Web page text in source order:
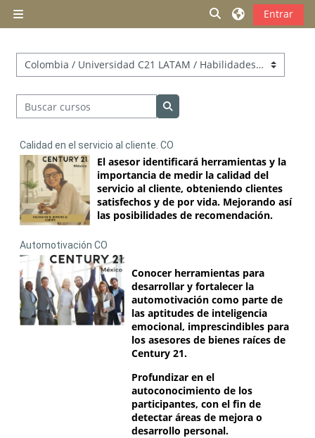
Panel lateral
Selector de
Entrar
Categorías
Buscar cursos
Buscar cursos
Calidad en el servicio al cliente. CO
El asesor identificará herramientas y la
importancia de medir la calidad del
servicio al cliente, obteniendo clientes
satisfechos y de por vida. Mejorando así
las posibilidades de recomendación.
Automotivación CO
Conocer herramientas para
desarrollar y fortalecer la
automotivación como parte de
las aptitudes de inteligencia
emocional, imprescindibles para
los asesores de bienes raíces de
Century 21.
Profundizar en el
autoconocimiento de los
participantes, con el fin de
detectar áreas de mejora o
desarrollo personal.